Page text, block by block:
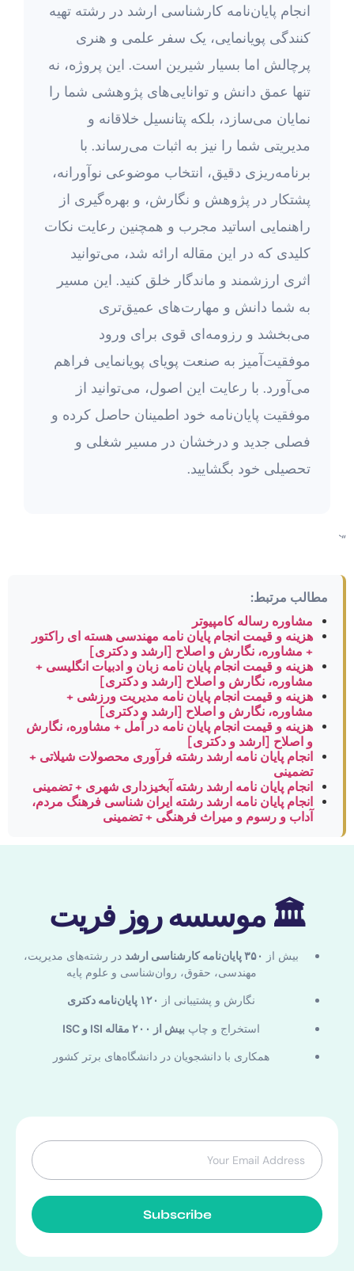
انجام پایان‌نامه کارشناسی ارشد در رشته تهیه
کنندگی پویانمایی، یک سفر علمی و هنری
پرچالش اما بسیار شیرین است. این پروژه، نه
تنها عمق دانش و توانایی‌های پژوهشی شما را
نمایان می‌سازد، بلکه پتانسیل خلاقانه و
مدیریتی شما را نیز به اثبات می‌رساند. با
برنامه‌ریزی دقیق، انتخاب موضوعی نوآورانه،
پشتکار در پژوهش و نگارش، و بهره‌گیری از
راهنمایی اساتید مجرب و همچنین رعایت نکات
کلیدی که در این مقاله ارائه شد، می‌توانید
اثری ارزشمند و ماندگار خلق کنید. این مسیر
به شما دانش و مهارت‌های عمیق‌تری
می‌بخشد و رزومه‌ای قوی برای ورود
موفقیت‌آمیز به صنعت پویای پویانمایی فراهم
می‌آورد. با رعایت این اصول، می‌توانید از
موفقیت پایان‌نامه خود اطمینان حاصل کرده و
فصلی جدید و درخشان در مسیر شغلی و
تحصیلی خود بگشایید.
“`
مطالب مرتبط:
مشاوره رساله کامپیوتر
هزینه و قیمت انجام پایان نامه مهندسی هسته ای راکتور
+ مشاوره، نگارش و اصلاح [ارشد و دکتری]
هزینه و قیمت انجام پایان نامه زبان و ادبیات انگلیسی +
مشاوره، نگارش و اصلاح [ارشد و دکتری]
هزینه و قیمت انجام پایان نامه مدیریت ورزشی +
مشاوره، نگارش و اصلاح [ارشد و دکتری]
هزینه و قیمت انجام پایان نامه در آمل + مشاوره، نگارش
و اصلاح [ارشد و دکتری]
انجام پایان نامه ارشد رشته فرآوری محصولات شیلاتی +
تضمینی
انجام پایان نامه ارشد رشته آبخیزداری شهری + تضمینی
انجام پایان نامه ارشد رشته ایران شناسی فرهنگ مردم،
آداب و رسوم و میراث فرهنگی + تضمینی
🏛 موسسه روز فریت
بیش از ۳۵۰ پایان‌نامه کارشناسی ارشد
در رشته‌های مدیریت،
مهندسی، حقوق، روان‌شناسی و علوم پایه
نگارش و پشتیبانی از
۱۲۰ پایان‌نامه دکتری
استخراج و چاپ بیش از ۲۰۰ مقاله ISI و ISC
همکاری با دانشجویان در دانشگاه‌های برتر کشور
Subscribe